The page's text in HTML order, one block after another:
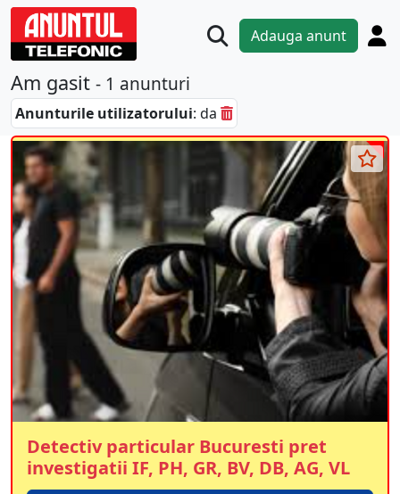
Adauga anunt
Am gasit - 1 anunturi
Anunturile utilizatorului: da
Detectiv particular Bucuresti pret
investigatii IF, PH, GR, BV, DB, AG, VL